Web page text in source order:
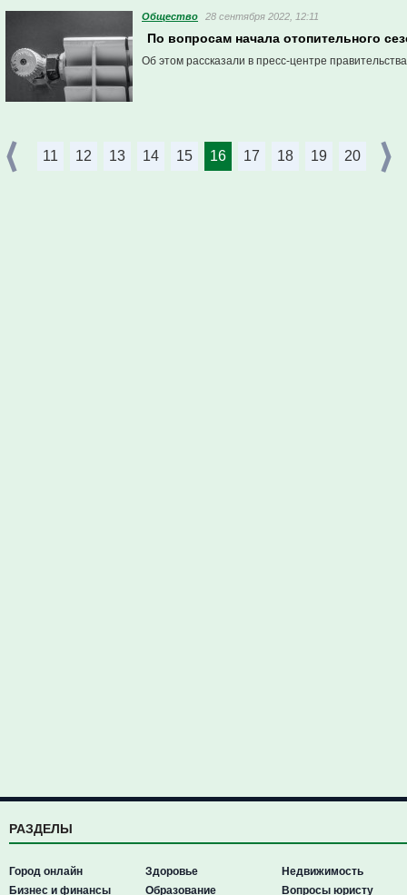
Общество 28 сентября 2022, 12:11
По вопросам начала отопительного
Об этом рассказали в пресс-центре
11 12 13 14 15 16 17 18 19 20
РАЗДЕЛЫ
Город онлайн
Бизнес и финансы
Здоровье
Образование
Недвижимость
Вопросы юристу